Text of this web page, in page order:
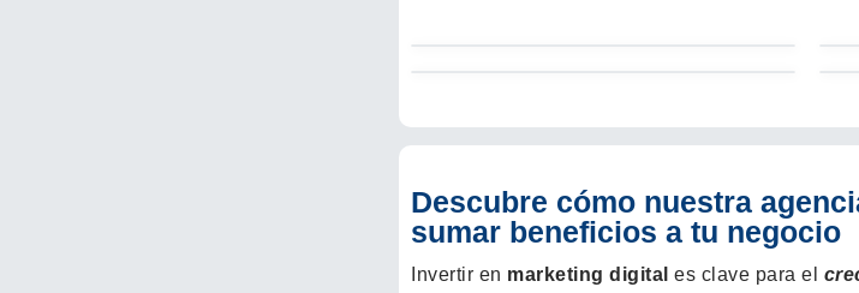
Descubre cómo nuestra
sumar beneficios a tu negocio
Invertir en marketing digital es clave para el